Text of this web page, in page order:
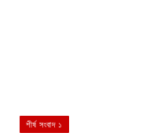
শীর্ষ সংবাদ ১